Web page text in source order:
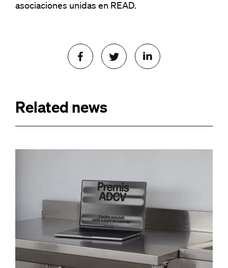
asociaciones unidas en READ.
Related news